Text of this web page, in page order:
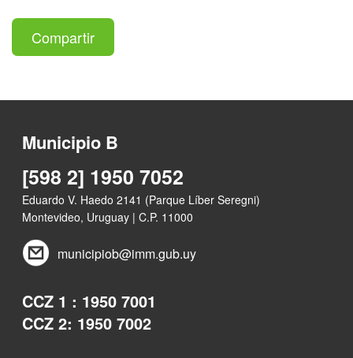
Compartir
Municipio B
[598 2] 1950 7052
Eduardo V. Haedo 2141 (Parque Líber Seregni)
Montevideo, Uruguay | C.P. 11000
municipiob@imm.gub.uy
CCZ 1 : 1950 7001
CCZ 2: 1950 7002